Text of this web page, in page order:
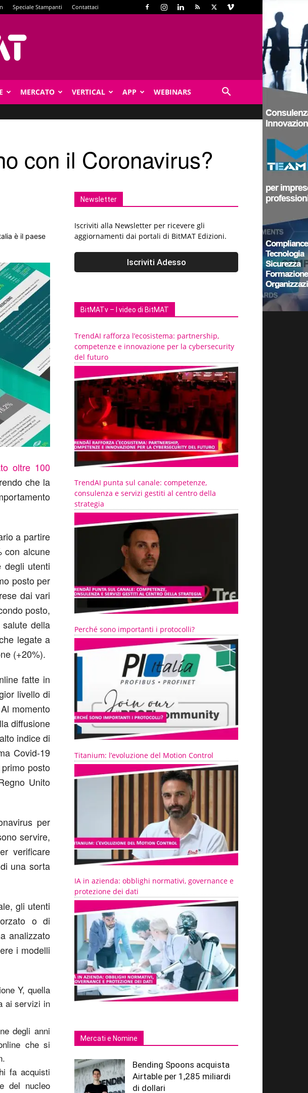
Speciale Stampanti Contattaci
MERCATO VERTICAL APP WEBINARS
con il Coronavirus?
è il paese
oltre 100
che la
a partire
con alcune
degli utenti
posto per
dai vari
posto,
della
legate a
(+20%).
fatte in
livello di
momento
diffusione
indice di
Covid-19
posto
Unito
per
servire,
verificare
una sorta
gli utenti
o di
analizzato
i modelli
Y, quella
ai servizi in
degli anni
che si
fa acquisti
del nucleo
Newsletter
Iscriviti alla Newsletter per ricevere gli
aggiornamenti dai portali di BitMAT Edizioni.
BitMATv – I video di BitMAT
TrendAI rafforza l’ecosistema: partnership,
competenze e innovazione per la cybersecurity
del futuro
TrendAI punta sul canale: competenze,
consulenza e servizi gestiti al centro della
strategia
Perché sono importanti i protocolli?
Titanium: l’evoluzione del Motion Control
IA in azienda: obblighi normativi, governance e
protezione dei dati
Mercati e Nomine
Bending Spoons acquista
Airtable per 1,285 miliardi
di dollari